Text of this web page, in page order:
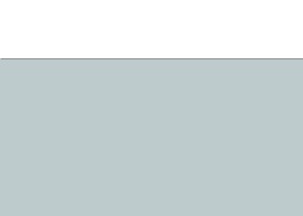
Inhalt